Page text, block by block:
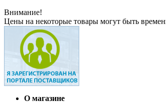
Внимание!
Цены на некоторые товары могут быть
О магазине